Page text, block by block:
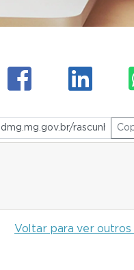
Voltar para ver outros